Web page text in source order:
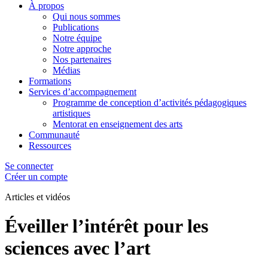
À propos
Qui nous sommes
Publications
Notre équipe
Notre approche
Nos partenaires
Médias
Formations
Services d’accompagnement
Programme de conception d’activités pédagogiques
artistiques
Mentorat en enseignement des arts
Communauté
Ressources
Se connecter
Créer un compte
Articles et vidéos
Éveiller l’intérêt pour les
sciences avec l’art